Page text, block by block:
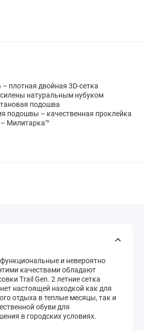
плотная двойная 3D-сетка
натуральным нубуком
подошва
подошвы – качественная проклейка
Милитарка™
и невероятно
качествами обладают
Trail Gen. 2 летние сетка
настоящей находкой как для
отдыха в теплые месяцы, так и
обуви для
в городских условиях.